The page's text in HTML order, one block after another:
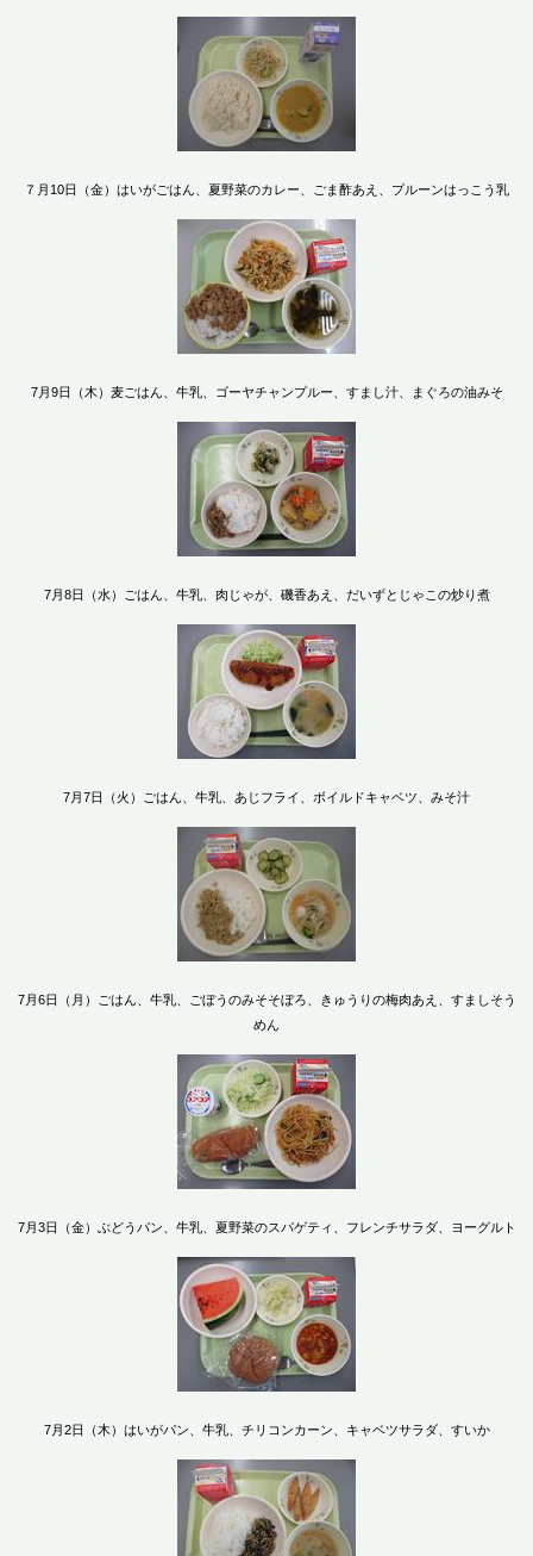
７月10日（金）はいがごはん、夏野菜のカレー、ごま酢あえ、プルーンはっこう乳
7月9日（木）麦ごはん、牛乳、ゴーヤチャンプルー、すまし汁、まぐろの油みそ
7月8日（水）ごはん、牛乳、肉じゃが、磯香あえ、だいずとじゃこの炒り煮
7月7日（火）ごはん、牛乳、あじフライ、ボイルドキャベツ、みそ汁
7月6日（月）ごはん、牛乳、ごぼうのみそそぼろ、きゅうりの梅肉あえ、すましそう
めん
7月3日（金）ぶどうパン、牛乳、夏野菜のスパゲティ、フレンチサラダ、ヨーグルト
7月2日（木）はいがパン、牛乳、チリコンカーン、キャベツサラダ、すいか